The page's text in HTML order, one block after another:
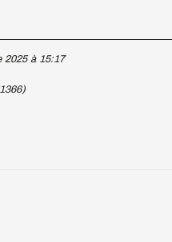
2025 à 15:17
)